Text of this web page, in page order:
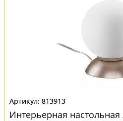
813913
Интерьерная настольная